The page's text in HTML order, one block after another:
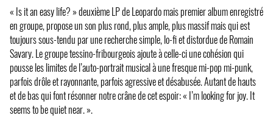
« Is it an easy life? » deuxième LP de Leopardo mais premier album enregistré
en groupe, propose un son plus rond, plus ample, plus massif mais qui est
toujours sous-tendu par une recherche simple, lo-fi et distordue de Romain
Savary. Le groupe tessino-fribourgeois ajoute à celle-ci une cohésion qui
pousse les limites de l’auto-portrait musical à une fresque mi-pop mi-punk,
parfois drôle et rayonnante, parfois agressive et désabusée. Autant de hauts
et de bas qui font résonner notre crâne de cet espoir: « I’m looking for joy. It
seems to be quiet near. ».